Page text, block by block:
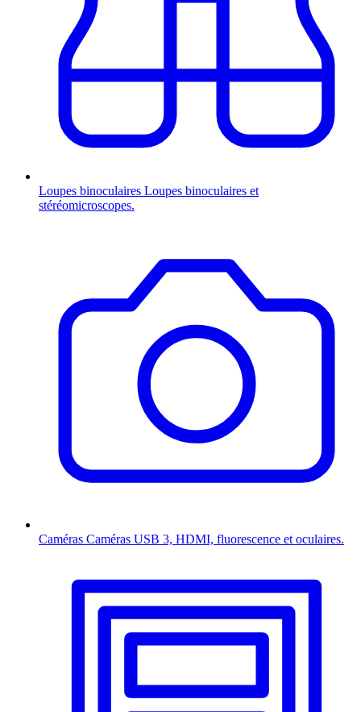
Loupes binoculaires Loupes binoculaires et
stéréomicroscopes.
Caméras Caméras USB 3, HDMI, fluorescence et oculaires.